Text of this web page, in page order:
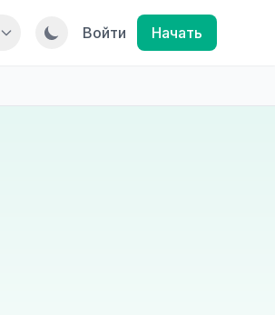
Войти Начать